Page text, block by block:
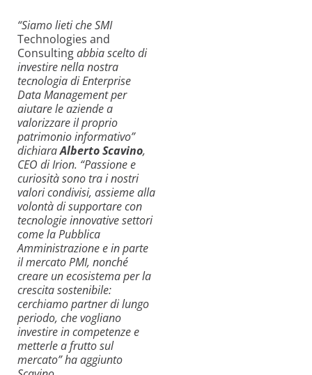
“Siamo lieti che SMI
Technologies and
Consultingabbia scelto di
investire nella nostra
tecnologia di Enterprise
Data Management per
aiutare le aziende a
valorizzare il proprio
patrimonio informativo”
dichiaraAlberto Scavino,
CEO di Irion. “Passione e
curiosità sono tra i nostri
valori condivisi, assieme alla
volontà di supportare con
tecnologie innovative settori
come la Pubblica
Amministrazione e in parte
il mercato PMI, nonché
creare un ecosistema per la
crescita sostenibile:
cerchiamo partner di lungo
periodo, che vogliano
investire in competenze e
metterle a frutto sul
mercato” ha aggiunto